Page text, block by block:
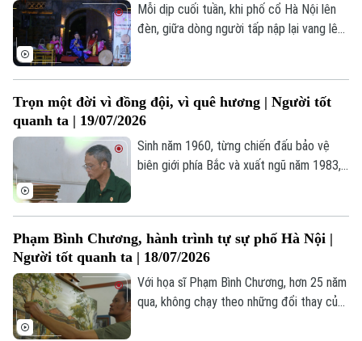
Mỗi dịp cuối tuần, khi phố cổ Hà Nội lên
đèn, giữa dòng người tấp nập lại vang lên
Trọn một đời vì đồng đội, vì quê hương | Người tốt
quanh ta | 19/07/2026
Sinh năm 1960, từng chiến đấu bảo vệ
biên giới phía Bắc và xuất ngũ năm 1983,
Phạm Bình Chương, hành trình tự sự phố Hà Nội |
Người tốt quanh ta | 18/07/2026
Với họa sĩ Phạm Bình Chương, hơn 25 năm
qua, không chạy theo những đổi thay của